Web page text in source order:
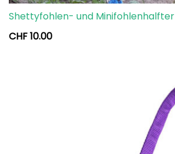
Shettyfohlen- und Minifohlenhalfter
CHF10.00